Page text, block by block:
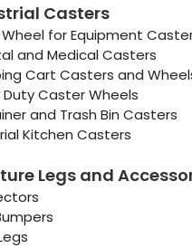
Casters
for Equipment
and Medical Casters
Cart Casters and
Duty Caster Wheels
and Trash Bin Casters
Kitchen Casters
Legs and